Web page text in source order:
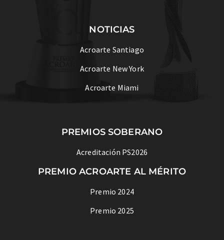
NOTICIAS
Acroarte Santiago
Acroarte New York
Acroarte Miami
PREMIOS SOBERANO
Acreditación PS2026
PREMIO ACROARTE AL MÉRITO
Premio 2024
Premio 2025